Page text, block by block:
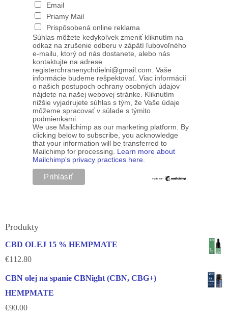
Email
Priamy Mail
Prispôsobená online reklama
Súhlas môžete kedykoľvek zmeniť kliknutím na
odkaz na zrušenie odberu v zápätí ľubovoľného
e-mailu, ktorý od nás dostanete, alebo nás
kontaktujte na adrese
registerchranenychdielni@gmail.com. Vaše
informácie budeme rešpektovať. Viac informácií
o našich postupoch ochrany osobných údajov
nájdete na našej webovej stránke. Kliknutím
nižšie vyjadrujete súhlas s tým, že Vaše údaje
môžeme spracovať v súlade s týmito
podmienkami.
We use Mailchimp as our marketing platform. By
clicking below to subscribe, you acknowledge
that your information will be transferred to
Mailchimp for processing. Learn more about
Mailchimp's privacy practices here.
Produkty
CBD OLEJ 15 % HEMPMATE
€112.80
CBN olej na spanie CBNight (CBN, CBG+)
HEMPMATE
€90.00